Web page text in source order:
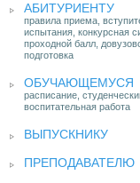
АБИТУРИЕНТУ
правила приема,
испытания, конкурсная
проходной балл,
подготовка
ОБУЧАЮЩЕМУСЯ
расписание,
воспитательная работа
ВЫПУСКНИКУ
ПРЕПОДАВАТЕЛЮ